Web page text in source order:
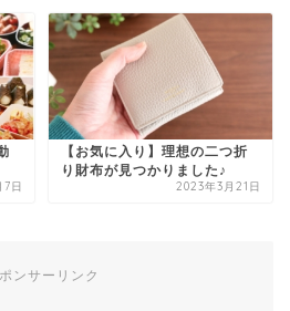
7日
【お気に入り】理想の二つ折
り財布が見つかりました♪
2023年3月21日
ンサーリンク